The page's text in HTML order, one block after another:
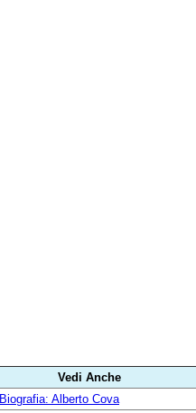
Vedi Anche
Biografia: Alberto Cova